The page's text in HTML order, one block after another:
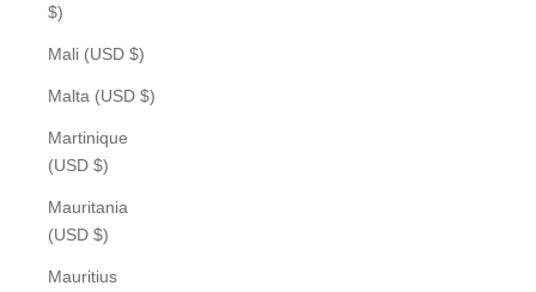
$)
Mali (USD $)
Malta (USD $)
Martinique
(USD $)
Mauritania
(USD $)
Mauritius